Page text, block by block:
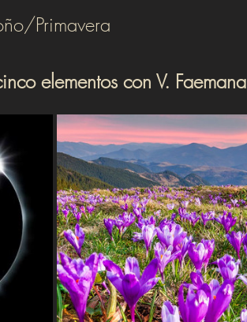
Primavera
elementos con V. Faemana